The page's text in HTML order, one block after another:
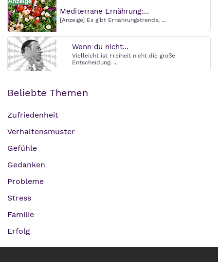
Mediterrane Ernährung:...
[Anzeige] Es gibt Ernährungstrends, ...
Wenn du nicht...
Vielleicht ist Freiheit nicht die große
Entscheidung. ...
Beliebte Themen
Zufriedenheit
Verhaltensmuster
Gefühle
Gedanken
Probleme
Stress
Familie
Erfolg